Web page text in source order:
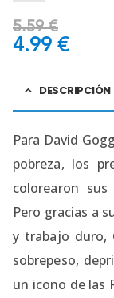
5.59€
4.99 €
DESCRIPCIÓN
Para David
pobreza, los
colorearon
Pero gracias a
y trabajo duro,
sobrepeso,
un icono de las